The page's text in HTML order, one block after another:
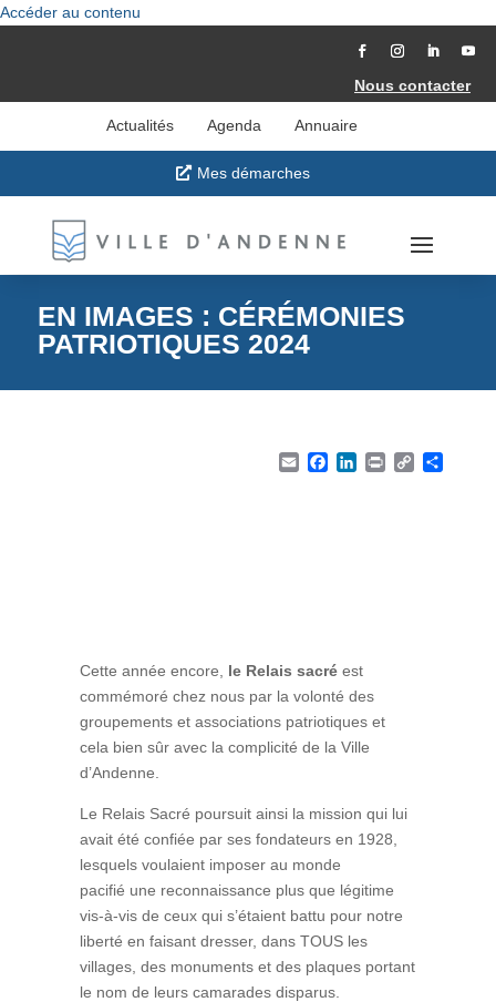
Accéder au contenu
Nous contacter
Actualités Agenda Annuaire
Mes démarches
EN IMAGES : CÉRÉMONIES
PATRIOTIQUES 2024
EmailFacebook
LinkedIn
PrintCopy
Cette année encore, le Relais sacréest
commémoré chez nous par la volonté des
groupements et associations patriotiques et
cela bien sûr avec la complicité de la Ville
d’Andenne.
Le Relais Sacré poursuit ainsi la mission qui lui
avait été confiée par ses fondateurs en 1928,
lesquels voulaient imposer au monde
pacifié une reconnaissance plus que légitime
vis-à-vis de ceux qui s’étaient battu pour notre
liberté en faisant dresser, dans TOUS les
villages, des monuments et des plaques portant
le nom de leurs camarades disparus.